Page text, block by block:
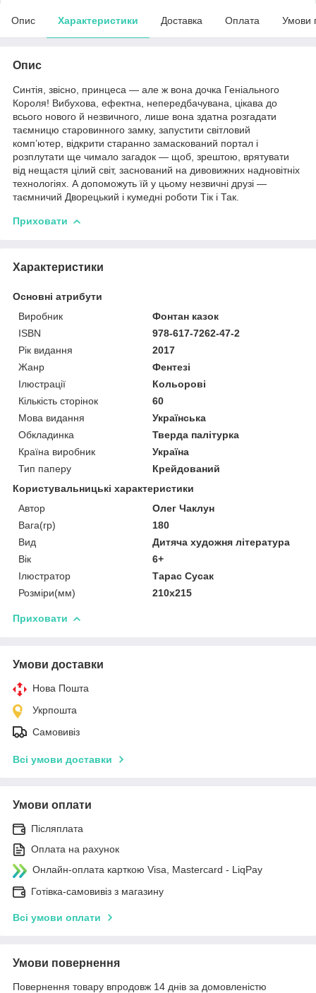
Опис Характеристики Доставка Оплата Умови
Опис
Синтія, звісно, принцеса — але ж вона дочка Геніального
Короля! Вибухова, ефектна, непередбачувана, цікава до
всього нового й незвичного, лише вона здатна розгадати
таємницю старовинного замку, запустити світловий
комп’ютер, відкрити старанно замаскований портал і
розплутати ще чимало загадок — щоб, зрештою, врятувати
від нещастя цілий світ, заснований на дивовижних надновітніх
технологіях. А допоможуть їй у цьому незвичні друзі —
таємничий Дворецький і кумедні роботи Тік і Так.
Приховати
Характеристики
Основні атрибути
Виробник
Фонтан казок
ISBN
978-617-7262-47-2
Рік видання
2017
Жанр
Фентезі
Ілюстрації
Кольорові
Кількість сторінок
60
Мова видання
Українська
Обкладинка
Тверда палітурка
Країна виробник
Україна
Тип паперу
Крейдований
Користувальницькі характеристики
Автор
Олег Чаклун
Вага(гр)
180
Вид
Дитяча художня література
Вік
6+
Ілюстратор
Тарас Сусак
Розміри(мм)
210х215
Приховати
Умови доставки
Нова Пошта
Укрпошта
Самовивіз
Всі умови доставки
Умови оплати
Післяплата
Оплата на рахунок
Онлайн-оплата карткою Visa, Mastercard - LiqPay
Готівка-самовивіз з магазину
Всі умови оплати
Умови повернення
Повернення товару впродовж 14 днів за домовленістю